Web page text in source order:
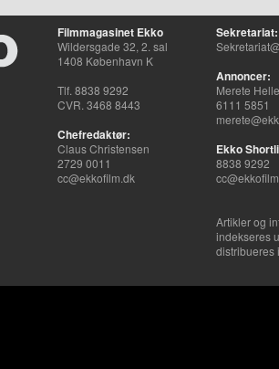
Filmmagasinet Ekko
Wildersgade 32, 2. sal
1408 København K
Tlf. 8838 9292
CVR. 3468 8443
Chefredaktør:
Claus Christensen
2729 0011
cc@ekkofilm.dk
Sekretariat:
Annoncer:
Merete
6111 5851
Ekko
8838 9292
Artikler og
indekseres
distribueres